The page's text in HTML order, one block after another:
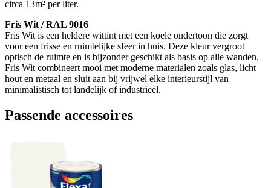
circa 13m² per liter.
Fris Wit / RAL 9016
Fris Wit is een heldere wittint met een koele ondertoon die zorgt
voor een frisse en ruimtelijke sfeer in huis. Deze kleur vergroot
optisch de ruimte en is bijzonder geschikt als basis op alle wanden.
Fris Wit combineert mooi met moderne materialen zoals glas, licht
hout en metaal en sluit aan bij vrijwel elke interieurstijl van
minimalistisch tot landelijk of industrieel.
Passende accessoires